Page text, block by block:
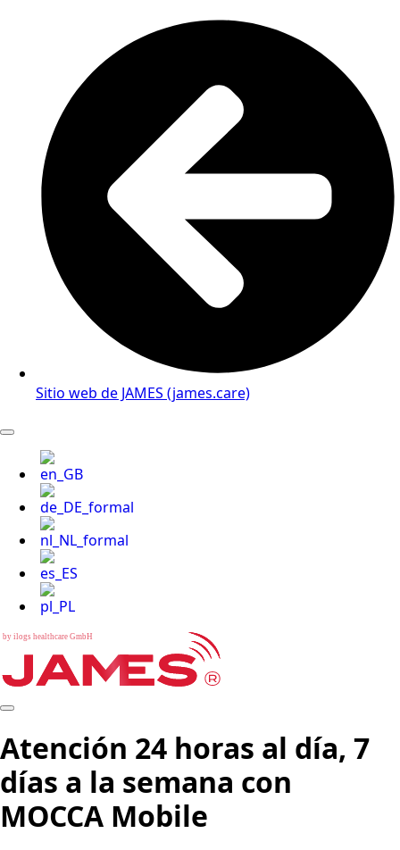
Sitio web de JAMES (james.care)
by ilogs healthcare GmbH
Atención 24 horas al día, 7
días a la semana con
MOCCA Mobile